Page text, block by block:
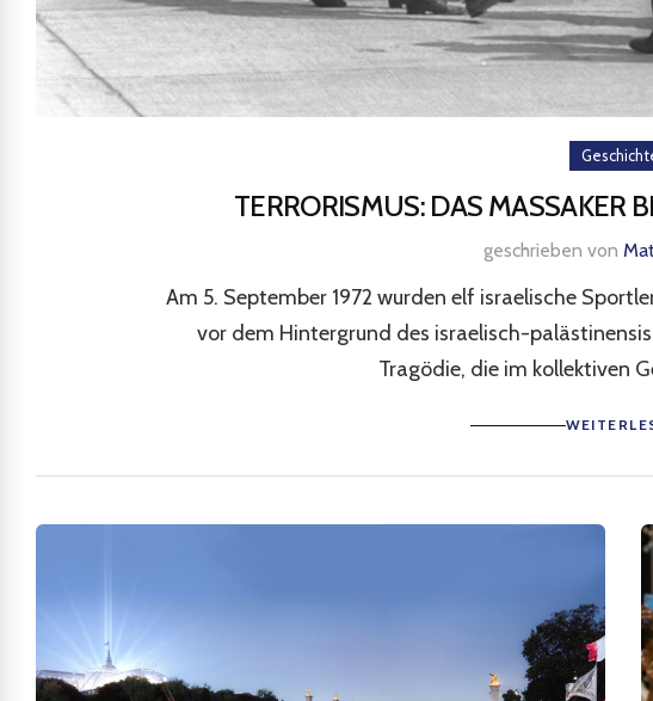
TERRORISMUS: DAS MASSAKER
geschrieben von
Am 5. September 1972 wurden elf israelische
vor dem Hintergrund des israelisch-
Tragödie, die im kollektiven